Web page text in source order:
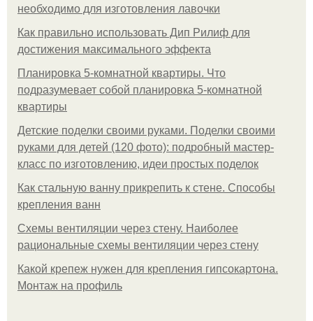
необходимо для изготовления лавочки
Как правильно использовать Дип Рилиф для
достижения максимального эффекта
Планировка 5-комнатной квартиры. Что
подразумевает собой планировка 5-комнатной
квартиры
Детские поделки своими руками. Поделки своими
руками для детей (120 фото): подробный мастер-
класс по изготовлению, идеи простых поделок
Как стальную ванну прикрепить к стене. Способы
крепления ванн
Схемы вентиляции через стену. Наиболее
рациональные схемы вентиляции через стену
Какой крепеж нужен для крепления гипсокартона.
Монтаж на профиль